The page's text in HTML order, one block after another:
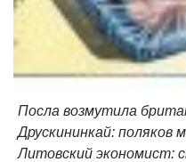
Посла возмутила
Друскининкай: поляков
Литовский экономист: